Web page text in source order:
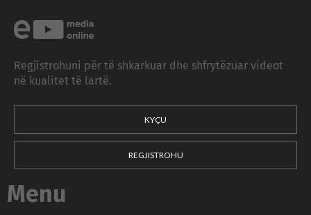
Regjistrohuni për të shkarkuar dhe shfrytëzuar videot
në kualitet të lartë.
KYÇU
REGJISTROHU
Menu